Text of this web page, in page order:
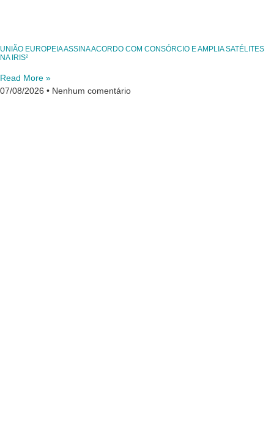
UNIÃO EUROPEIA ASSINA ACORDO COM CONSÓRCIO E AMPLIA SATÉLITES
NA IRIS²
Read More »
07/08/2026
Nenhum comentário